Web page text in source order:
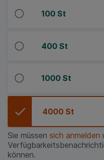
100 St
400 St
1000 St
4000 St
Sie müssen sich anmelden
können.